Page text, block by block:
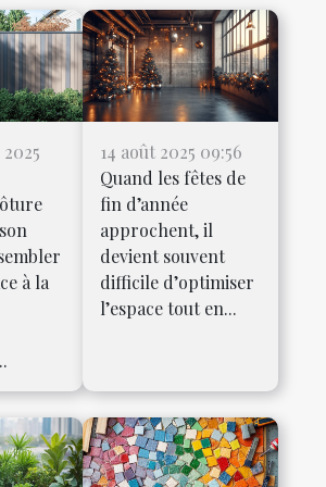
à la
14 août 2025 09:56
Quand les fêtes de
fin d’année
approchent, il
devient souvent
difficile d’optimiser
l’espace tout en...